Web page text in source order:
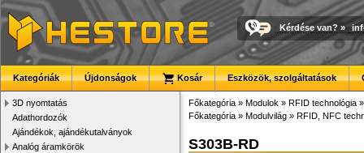
Kérdése van? »
Kategóriák Újdonságok Kosár Eszközök, szolgáltatások
3D nyomtatás
Adathordozók
Ajándékok, ajándékutalványok
Analóg áramkörök
Főkategória » Modulok » RFID technológia »
Főkategória » Modulvilág » RFID, NFC
S303B-RD